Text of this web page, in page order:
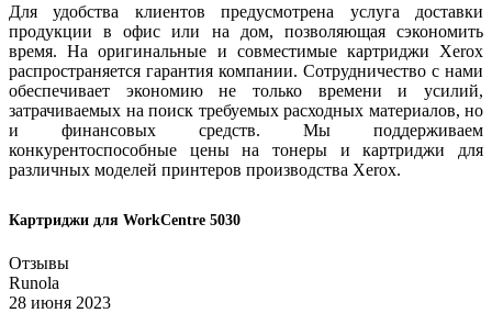
Для удобства клиентов предусмотрена услуга доставки
продукции в офис или на дом, позволяющая сэкономить
время. На оригинальные и совместимые картриджи Xerox
распространяется гарантия компании. Сотрудничество с нами
обеспечивает экономию не только времени и усилий,
затрачиваемых на поиск требуемых расходных материалов, но
и финансовых средств. Мы поддерживаем
конкурентоспособные цены на тонеры и картриджи для
различных моделей принтеров производства Xerox.
Картриджи для WorkCentre 5030
Отзывы
Runola
28 июня 2023